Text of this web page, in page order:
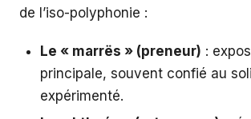
de l’iso-polyphonie :
Le « marrës » (preneur) :
principale, souvent confié au
expérimenté.